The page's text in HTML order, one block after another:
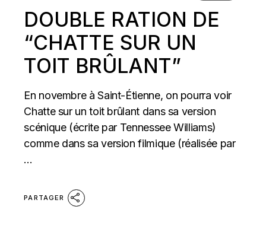
DOUBLE RATION DE
“CHATTE SUR UN
TOIT BRÛLANT”
En novembre à Saint-Étienne, on pourra voir
Chatte sur un toit brûlant dans sa version
scénique (écrite par Tennessee Williams)
comme dans sa version filmique (réalisée par
...
PARTAGER